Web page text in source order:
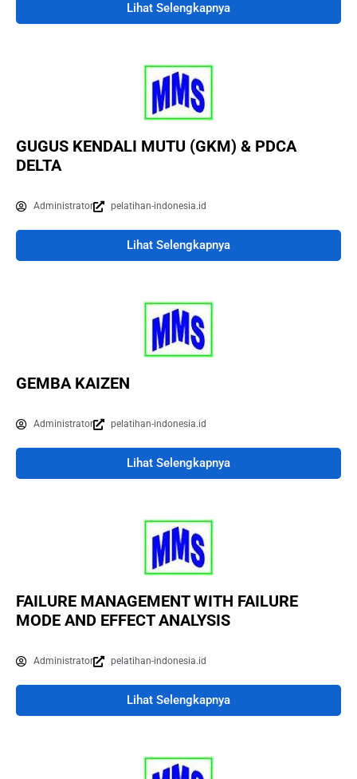
Lihat Selengkapnya
GUGUS KENDALI MUTU (GKM) & PDCA
DELTA
Administrator pelatihan-indonesia.id
Lihat Selengkapnya
GEMBA KAIZEN
Administrator pelatihan-indonesia.id
Lihat Selengkapnya
FAILURE MANAGEMENT WITH FAILURE
MODE AND EFFECT ANALYSIS
Administrator pelatihan-indonesia.id
Lihat Selengkapnya